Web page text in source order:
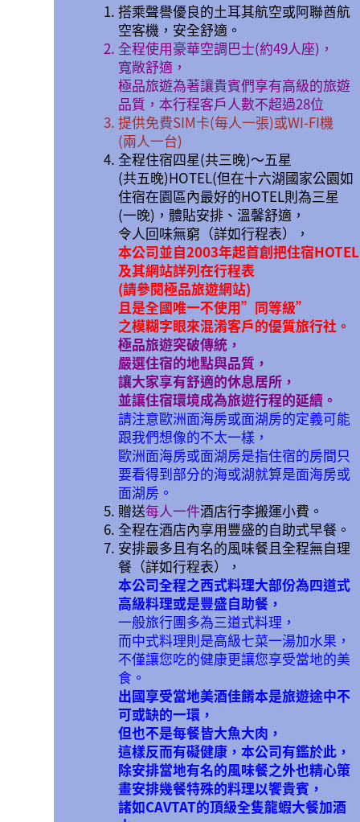
搭乘聲譽優良的土耳其航空或阿聯酋航
空客機，安全舒適。
全程使用豪華空調巴士(約49人座)，
寬敞舒適，
極品旅遊為著讓貴賓們享有高級的旅遊
品質，本行程客戶人數不超過28位
提供免費SIM卡(每人一張)或WI-FI機
(兩人一台)
全程住宿四星(共三晚)〜五星
(共五晚)HOTEL(但在十六湖國家公園如
住宿在園區內最好的HOTEL則為三星
(一晚)，體貼安排、溫馨舒適，
令人回味無窮（詳如行程表），
本公司並自2003年起首創把住宿HOTEL
及其網站詳列在行程表
(請參閱極品旅遊網站)
且是全國唯一不使用”同等級”
之模糊字眼來混淆客戶的優質旅行社。
極品旅遊突破傳統，
嚴選住宿的地點與品質，
讓大家享有舒適的休息居所，
並讓住宿環境成為旅遊行程的延續。
請注意歐洲面海房或面湖房的定義可能
跟我們想像的不太一樣，
歐洲面海房或面湖房是指住宿的房間只
要看得到部分的海或湖就算是面海房或
面湖房。
贈送每人一件酒店行李搬運小費。
全程在酒店內享用豐盛的自助式早餐。
安排最多且有名的風味餐且全程無自理
餐（詳如行程表），
本公司全程之西式料理大部份為四道式
高級料理或是豐盛自助餐，
一般旅行團多為三道式料理，
而中式料理則是高級七菜一湯加水果，
不僅讓您吃的健康更讓您享受當地的美
食。
出國享受當地美酒佳餚本是旅遊途中不
可或缺的一環，
但也不是每餐皆大魚大肉，
這樣反而有礙健康，本公司有鑑於此，
除安排當地有名的風味餐之外也精心策
畫安排幾餐特殊的料理以饗貴賓，
諸如CAVTAT的頂級全隻龍蝦大餐加酒